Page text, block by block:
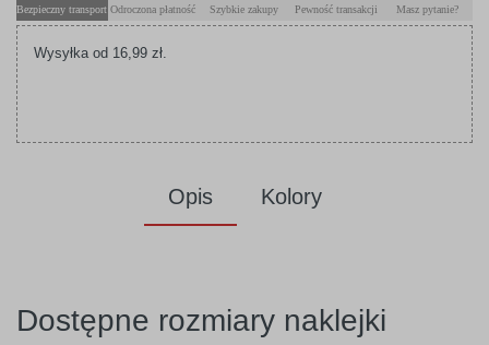
Bezpieczny transport Odroczona płatność Szybkie zakupy Pewność transakcji Masz pytanie?
Wysyłka od 16,99 zł.
Opis Kolory
Dostępne rozmiary naklejki